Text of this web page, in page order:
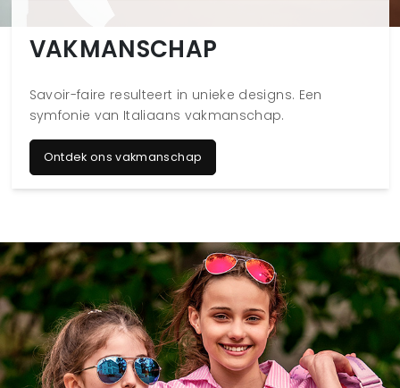
VAKMANSCHAP
Savoir-faire resulteert in unieke designs. Een
symfonie van Italiaans vakmanschap.
Ontdek ons vakmanschap